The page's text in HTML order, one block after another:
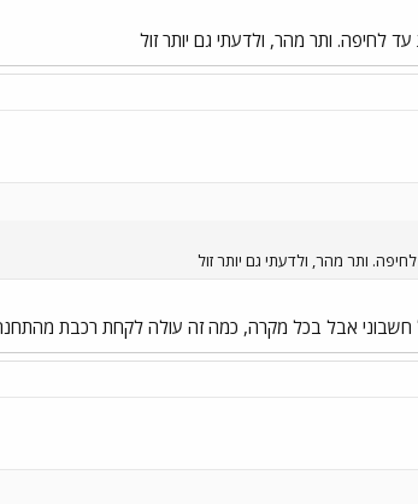
חשבוני אבל בכל מקרה, כמה זה עולה לקחת רכבת